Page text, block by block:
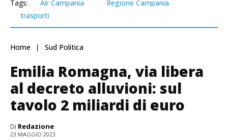
Tags: Air Campania
Regione Campania
trasporti
Home Sud Politica
Emilia Romagna, via libera
al decreto alluvioni: sul
tavolo 2 miliardi di euro
Di Redazione
23 MAGGIO 2023